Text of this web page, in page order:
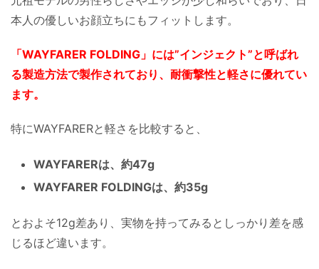
本人の優しいお顔立ちにもフィットします。
「WAYFARER FOLDING」には”インジェクト”と呼ばれ
る製造方法で製作されており、耐衝撃性と軽さに優れてい
ます。
特にWAYFARERと軽さを比較すると、
WAYFARERは、約47g
WAYFARER FOLDINGは、約35g
とおよそ12g差あり、実物を持ってみるとしっかり差を感
じるほど違います。